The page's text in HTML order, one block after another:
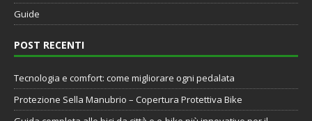
Guide
POST RECENTI
Tecnologia e comfort: come migliorare ogni pedalata
Protezione Sella Manubrio – Copertura Protettiva Bike